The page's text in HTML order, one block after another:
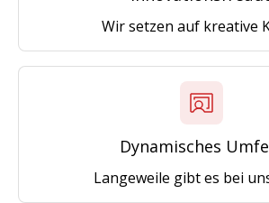
Wir setzen auf kreative
Dynamisches
Langeweile gibt es bei